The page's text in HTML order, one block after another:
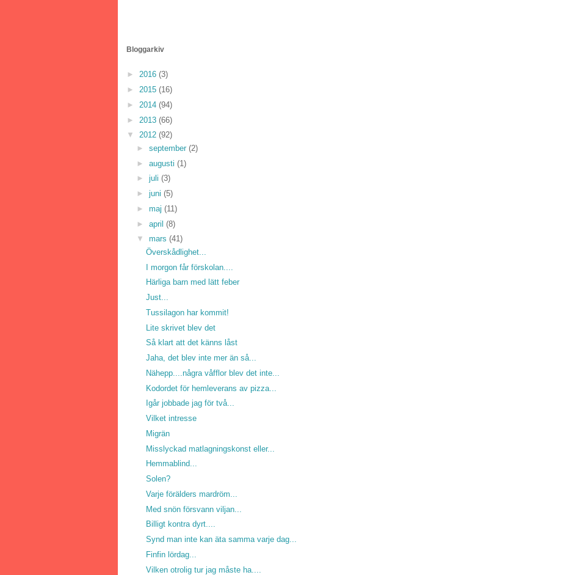
Bloggarkiv
► 2016 (3)
► 2015 (16)
► 2014 (94)
► 2013 (66)
▼ 2012 (92)
► september (2)
► augusti (1)
► juli (3)
► juni (5)
► maj (11)
► april (8)
▼ mars (41)
Överskådlighet...
I morgon får förskolan....
Härliga barn med lätt feber
Just...
Tussilagon har kommit!
Lite skrivet blev det
Så klart att det känns låst
Jaha, det blev inte mer än så...
Nähepp....några våfflor blev det inte...
Kodordet för hemleverans av pizza...
Igår jobbade jag för två...
Vilket intresse
Migrän
Misslyckad matlagningskonst eller...
Hemmablind...
Solen?
Varje förälders mardröm...
Med snön försvann viljan...
Billigt kontra dyrt....
Synd man inte kan äta samma varje dag...
Finfin lördag...
Vilken otrolig tur jag måste ha....